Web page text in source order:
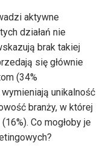
aktywne
działań nie
brak takiej
się głównie
(34%
unikalność
branży, w której
Co mogłoby je